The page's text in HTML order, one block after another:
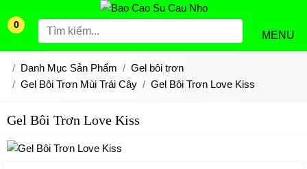
0
MENU
Danh Mục Sản Phẩm
Gel bôi trơn
Gel Bôi Trơn Mùi Trái Cây
Gel Bôi Trơn Love Kiss
Gel Bôi Trơn Love Kiss